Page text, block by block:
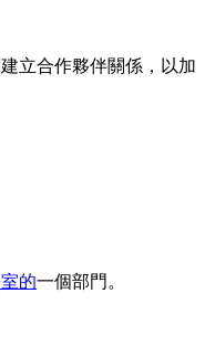
立合作夥伴關係，以加
的一個部門。